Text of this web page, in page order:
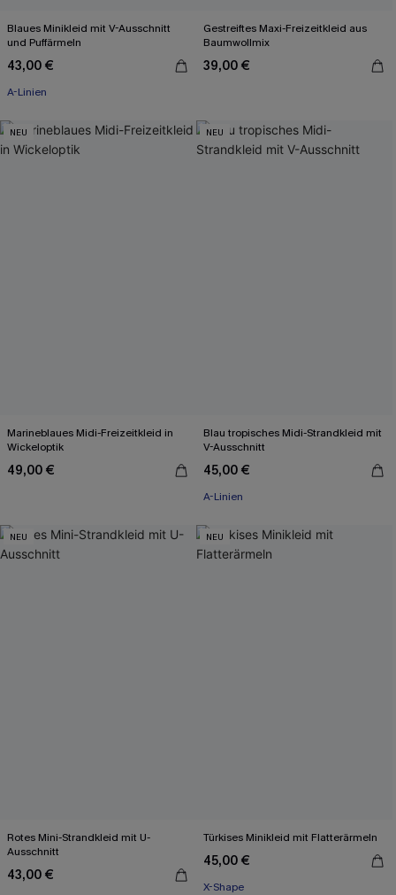
Blaues Minikleid mit V-Ausschnitt
und Puffärmeln
43,00 €
A-Linien
Gestreiftes Maxi-Freizeitkleid aus
Baumwollmix
39,00 €
NEU
Marineblaues Midi-Freizeitkleid in
Wickeloptik
49,00 €
NEU
Blau tropisches Midi-Strandkleid mit
V-Ausschnitt
45,00 €
A-Linien
NEU
Rotes Mini-Strandkleid mit U-
Ausschnitt
43,00 €
NEU
Türkises Minikleid mit Flatterärmeln
45,00 €
X-Shape